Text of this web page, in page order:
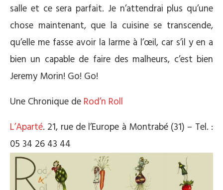
salle et ce sera parfait. Je n’attendrai plus qu’une
chose maintenant, que la cuisine se transcende,
qu’elle me fasse avoir la larme à l’œil, car s’il y en a
bien un capable de faire des malheurs, c’est bien
Jeremy Morin! Go! Go!
Une Chronique de Rod’n Roll
L’Aparté. 21, rue de l’Europe à Montrabé (31) – Tel. :
05 34 26 43 44